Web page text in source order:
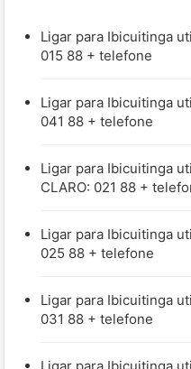
Ligar para Ibicuitinga
015 88 + telefone
Ligar para Ibicuitinga
041 88 + telefone
Ligar para Ibicuitinga
CLARO: 021 88 +
Ligar para Ibicuitinga
025 88 + telefone
Ligar para Ibicuitinga
031 88 + telefone